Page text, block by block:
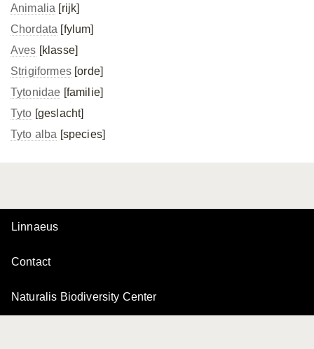
Animalia [rijk]
Chordata [fylum]
Aves [klasse]
Strigiformes[orde]
Tytonidae [familie]
Tyto [geslacht]
Tyto alba [species]
Linnaeus
Contact
Naturalis Biodiversity Center